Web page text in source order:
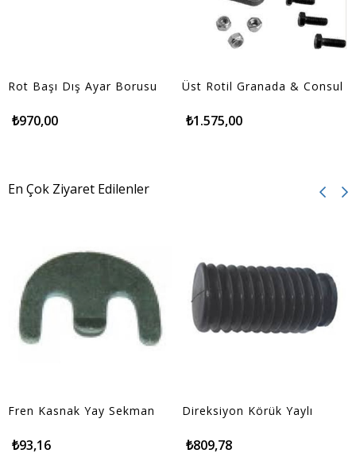
Rot Başı Dış Ayar Borusu
₺970,00
Üst Rotil Granada & Consul
₺1.575,00
En Çok Ziyaret Edilenler
Fren Kasnak Yay Sekman
₺93,16
Direksiyon Körük Yaylı
₺809,78